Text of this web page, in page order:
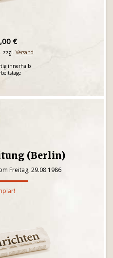
€
zzgl. Versand
innerhalb
(Berlin)
Freitag, 29.08.1986